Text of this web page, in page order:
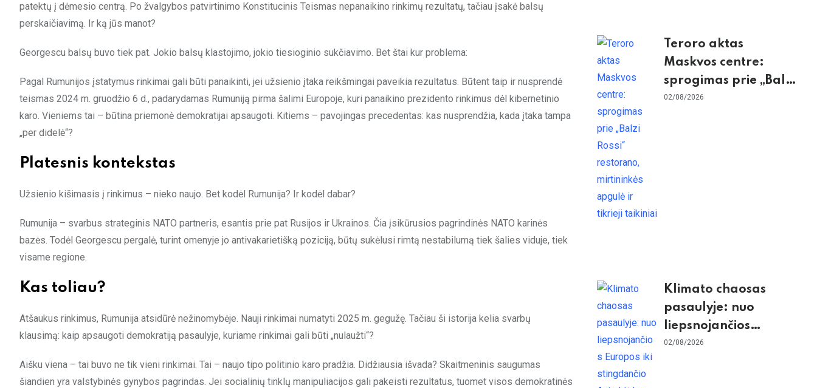
patektų į dėmesio centrą. Po žvalgybos patvirtinimo Konstitucinis Teismas nepanaikino rinkimų rezultatų, tačiau įsakė balsų
perskaičiavimą. Ir ką jūs manot?
Georgescu balsų buvo tiek pat. Jokio balsų klastojimo, jokio tiesioginio sukčiavimo. Bet štai kur problema:
Pagal Rumunijos įstatymus rinkimai gali būti panaikinti, jei užsienio įtaka reikšmingai paveikia rezultatus. Būtent taip ir nusprendė
teismas 2024 m. gruodžio 6 d., padarydamas Rumuniją pirma šalimi Europoje, kuri panaikino prezidento rinkimus dėl kibernetinio
karo. Vieniems tai – būtina priemonė demokratijai apsaugoti. Kitiems – pavojingas precedentas: kas nusprendžia, kada įtaka tampa
„per didelė“?
Platesnis kontekstas
Užsienio kišimasis į rinkimus – nieko naujo. Bet kodėl Rumunija? Ir kodėl dabar?
Rumunija – svarbus strateginis NATO partneris, esantis prie pat Rusijos ir Ukrainos. Čia įsikūrusios pagrindinės NATO karinės
bazės. Todėl Georgescu pergalė, turint omenyje jo antivakarietišką poziciją, būtų sukėlusi rimtą nestabilumą tiek šalies viduje, tiek
visame regione.
Kas toliau?
Atšaukus rinkimus, Rumunija atsidūrė nežinomybėje. Nauji rinkimai numatyti 2025 m. gegužę. Tačiau ši istorija kelia svarbų
klausimą: kaip apsaugoti demokratiją pasaulyje, kuriame rinkimai gali būti „nulaužti“?
Aišku viena – tai buvo ne tik vieni rinkimai. Tai – naujo tipo politinio karo pradžia. Didžiausia išvada? Skaitmeninis saugumas
šiandien yra valstybinės gynybos pagrindas. Jei socialinių tinklų manipuliacijos gali pakeisti rezultatus, tuomet visos demokratinės
Teroro aktas
Maskvos centre:
sprogimas prie „Balzi
Rossi“ restorano,
02/08/2026
Klimato chaosas
pasaulyje: nuo
liepsnojančios
Europos iki
02/08/2026